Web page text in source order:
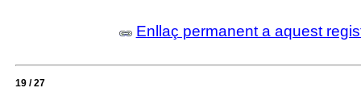
Enllaç permanent a aquest
19 / 27